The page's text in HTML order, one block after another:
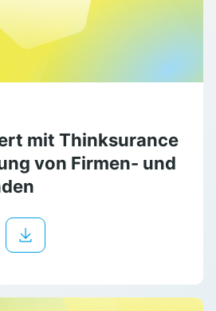
mit Thinksurance
von Firmen- und